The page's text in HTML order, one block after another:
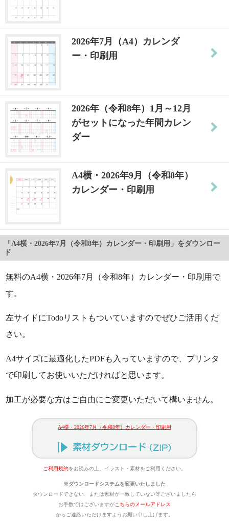
2026年7月（A4）カレンダ
ー・印刷用
2026年（令和8年）1月～12月
がセットになった年間カレン
ダー
A4横・2026年9月（令和8年）
カレンダー・印刷用
「A4横・2026年7月（令和8年）カレンダー・印刷用」をダウンロー
ド
無料のA4横・2026年7月（令和8年）カレンダー・印刷用で
す。
左サイドにTodoリストもついていますのでぜひご活用くだ
さい。
A4サイズに最適化したPDFも入っていますので、プリンタ
で印刷してお使いいただければと思います。
加工が必要な方はご自由にご変更いただいて構いません。
A4横・2026年7月（令和8年）カレンダー・印刷用
ご利用規約をお読みの上、イラスト・素材をご利用ください。
※ダウンロードシステムを変更いたしました
ダウンロードできない、または素材が一致していない等ございましたら
お手数ではございますがこちらのメールアドレス
からご連絡いただけますようお願い申し上げます。